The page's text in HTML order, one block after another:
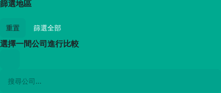
篩選地區
重置 篩選全部
選擇一間公司進行比較